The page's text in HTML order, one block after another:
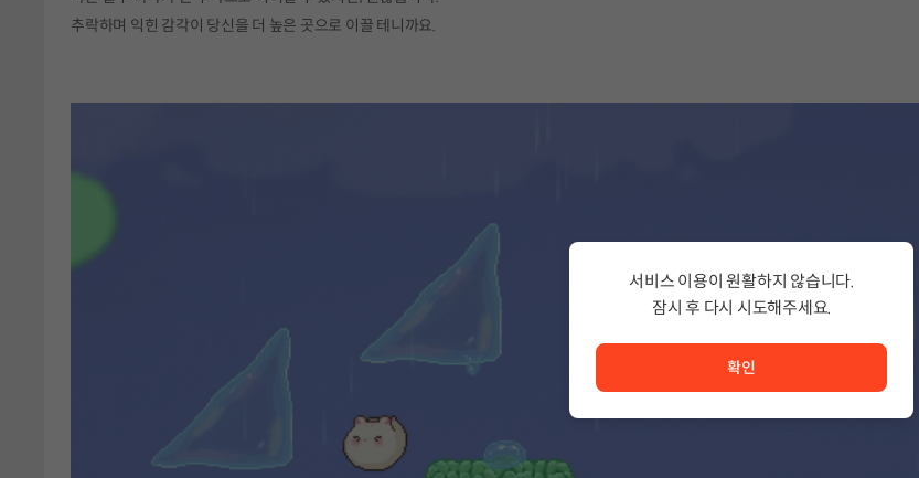
추락하며 익힌 감각이 당신을 더 높은 곳으로 이끌 테니까요.
서비스 이용이 원활하지 않습니다.
잠시 후 다시 시도해주세요.
확인